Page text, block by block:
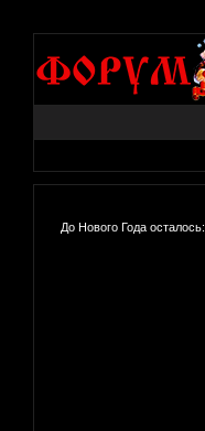
До Нового Года осталось: